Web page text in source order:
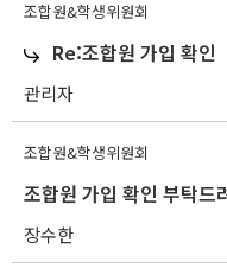
조합원&학생위원회
Re:조합원 가입 확인
관리자
조합원&학생위원회
조합원 가입 확인 부탁드
장수한